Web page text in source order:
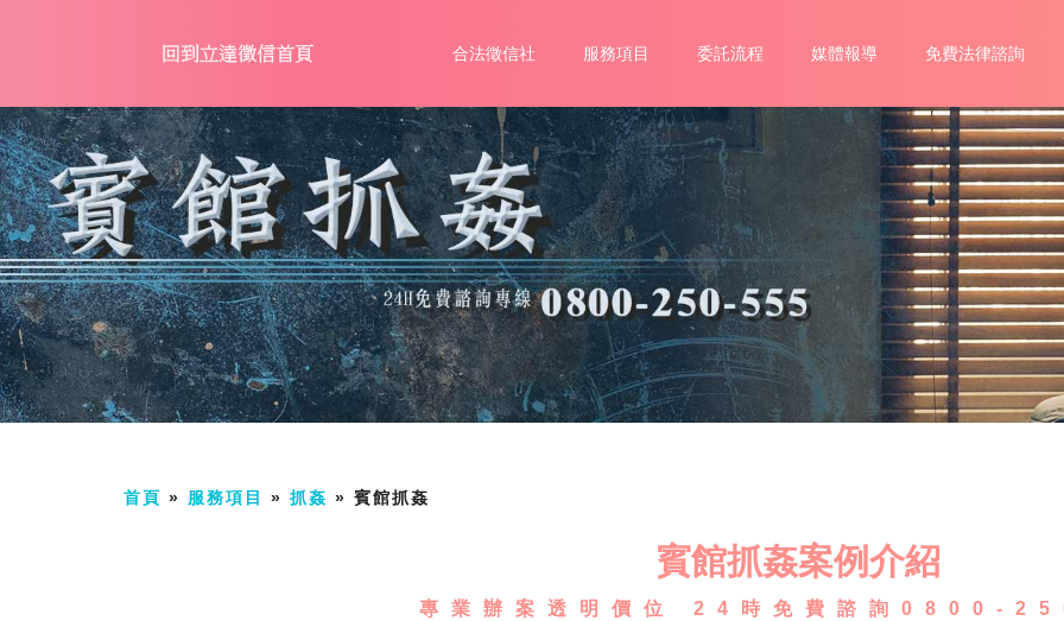
合法徵信社 服務項目 委託流程 媒體報導 免費法律諮詢
首頁 » 服務項目 » 抓姦 »賓館抓姦
賓館抓姦案例介紹
專業辦案透明價位 24時免費諮詢0800-